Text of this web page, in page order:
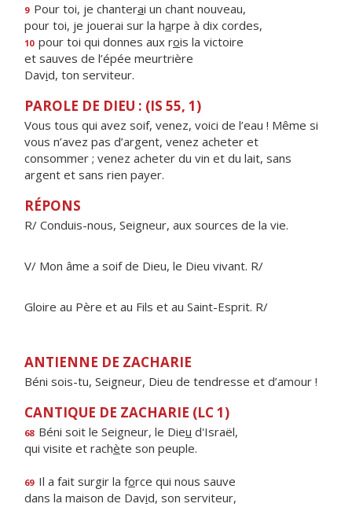
9 Pour toi, je chanterai un chant nouveau,
pour toi, je jouerai sur la harpe à dix cordes,
10 pour toi qui donnes aux rois la victoire
et sauves de l’épée meurtrière
David, ton serviteur.
PAROLE DE DIEU : (IS 55, 1)
Vous tous qui avez soif, venez, voici de l’eau ! Même si
vous n’avez pas d’argent, venez acheter et
consommer ; venez acheter du vin et du lait, sans
argent et sans rien payer.
RÉPONS
R/ Conduis-nous, Seigneur, aux sources de la vie.
V/ Mon âme a soif de Dieu, le Dieu vivant. R/
Gloire au Père et au Fils et au Saint-Esprit. R/
ANTIENNE DE ZACHARIE
Béni sois-tu, Seigneur, Dieu de tendresse et d’amour !
CANTIQUE DE ZACHARIE (LC 1)
68 Béni soit le Seigneur, le Dieu d'Israël,
qui visite et rachète son peuple.
69 Il a fait surgir la force qui nous sauve
dans la maison de David, son serviteur,